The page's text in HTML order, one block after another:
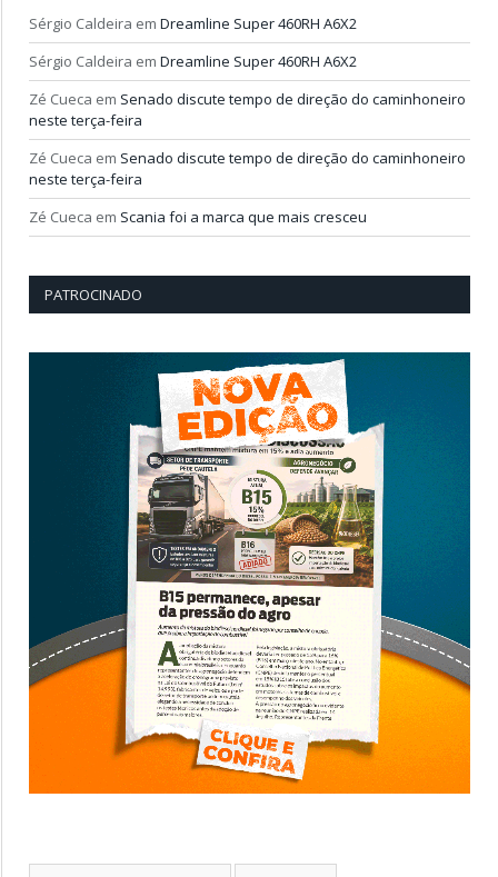
Sérgio Caldeira em Dreamline Super 460RH A6X2
Sérgio Caldeira em Dreamline Super 460RH A6X2
Zé Cueca em Senado discute tempo de direção do caminhoneiro
neste terça-feira
Zé Cueca em Senado discute tempo de direção do caminhoneiro
neste terça-feira
Zé Cueca em Scania foi a marca que mais cresceu
PATROCINADO